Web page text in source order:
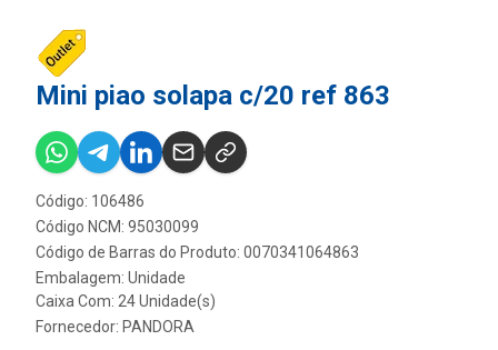
Mini piao solapa c/20 ref 863
Código: 106486
Código NCM: 95030099
Código de Barras do Produto: 0070341064863
Embalagem: Unidade
Caixa Com: 24 Unidade(s)
Fornecedor: PANDORA